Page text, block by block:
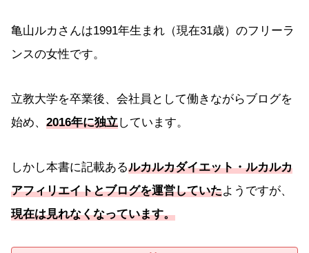
亀山ルカさんは1991年生まれ（現在31歳）のフリーラ
ンスの女性です。
立教大学を卒業後、会社員として働きながらブログを
始め、 2016年に独立しています。
しかし本書に記載あるルカルカダイエット・ルカルカ
アフィリエイトとブログを運営していたようですが、
現在は見れなくなっています。